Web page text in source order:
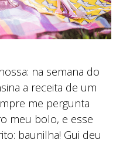
na semana do
a receita de um
me pergunta
meu bolo, e esse
baunilha! Gui deu